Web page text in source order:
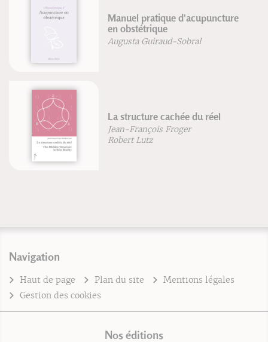
Manuel pratique d'acupuncture
en obstétrique
Augusta Guiraud-Sobral
La structure cachée du réel
Jean-François Froger
Robert Lutz
Navigation
Haut de page Plan du site
Mentions légales
Gestion des cookies
Nos éditions